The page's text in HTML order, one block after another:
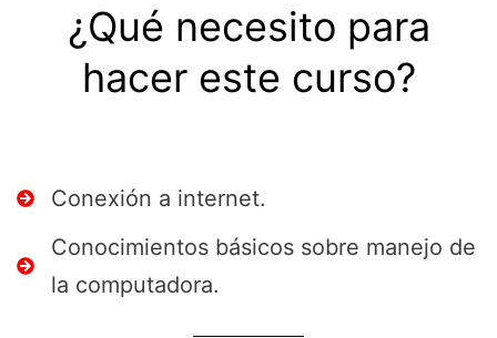
¿Qué necesito para
hacer este curso?
Conexión a internet.
Conocimientos básicos sobre manejo de
la computadora.